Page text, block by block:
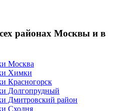
районах Москвы и в
Москва
Химки
Красногорск
Долгопрудный
Дмитровский район
Сходня